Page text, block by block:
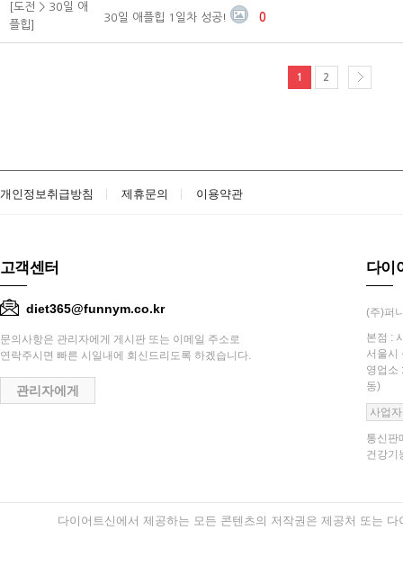
[도전 > 30일 애
플힙]
30일 애플힙 1일차 성공! 0
1 2
개인정보취급방침 제휴문의 이용약관
고객센터
diet365@funnym.co.kr
문의사항은 관리자에게 게시판 또는 이메일 주소로
연락주시면 빠른 시일내에 회신드리도록 하겠습니다.
관리자에게
다이
(주)퍼
본점 :
서울시
영업소
동)
사업
통신판
건강기
다이어트신에서 제공하는 모든 콘텐츠의 저작권은 제공처 또는